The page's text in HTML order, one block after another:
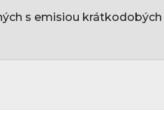
s emisiou krátkodobých